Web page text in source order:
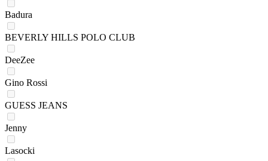
Badura
BEVERLY HILLS POLO CLUB
DeeZee
Gino Rossi
GUESS JEANS
Jenny
Lasocki